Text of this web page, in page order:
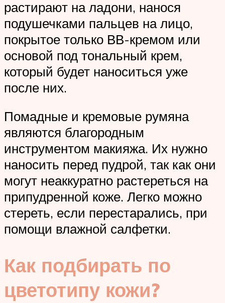
растирают на ладони, нанося
подушечками пальцев на лицо,
покрытое только ВВ-кремом или
основой под тональный крем,
который будет наноситься уже
после них.
Помадные и кремовые румяна
являются благородным
инструментом макияжа. Их нужно
наносить перед пудрой, так как они
могут неаккуратно растереться на
припудренной коже. Легко можно
стереть, если перестарались, при
помощи влажной салфетки.
Как подбирать по
цветотипу кожи?